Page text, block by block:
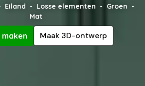
Eiland Losse elementen
Groen
Mat
Maak 3D-ontwerp